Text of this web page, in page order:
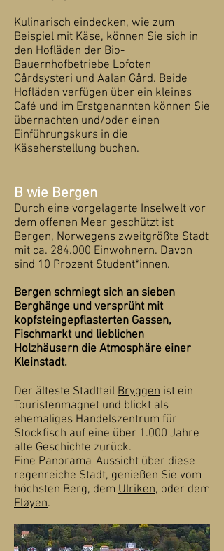
Kulinarisch eindecken, wie zum
Beispiel mit Käse, können Sie sich in
den Hofläden der Bio-
Bauernhofbetriebe Lofoten
Gårdsysteri und Aalan Gård. Beide
Hofläden verfügen über ein kleines
Café und im Erstgenannten können Sie
übernachten und/oder einen
Einführungskurs in die
Käseherstellung buchen.
B wie Bergen
Durch eine vorgelagerte Inselwelt vor
dem offenen Meer geschützt ist
Bergen, Norwegens zweitgrößte Stadt
mit ca. 284.000 Einwohnern. Davon
sind 10 Prozent Student*innen.
Bergen schmiegt sich an sieben
Berghänge und versprüht mit
kopfsteingepflasterten Gassen,
Fischmarkt und lieblichen
Holzhäusern die Atmosphäre einer
Kleinstadt.
Der älteste Stadtteil Bryggen ist ein
Touristenmagnet und blickt als
ehemaliges Handelszentrum für
Stockfisch auf eine über 1.000 Jahre
alte Geschichte zurück.
Eine Panorama-Aussicht über diese
regenreiche Stadt, genießen Sie vom
höchsten Berg, dem Ulriken, oder dem
Fløyen.